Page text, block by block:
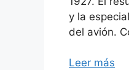
y la
del avión.
Leer más